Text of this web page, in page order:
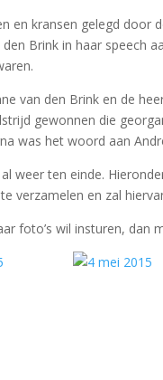
en kransen gelegd door
Brink in haar speech
van den Brink en de
gewonnen die
was het woord aan
weer ten einde.
verzamelen en zal
foto’s wil insturen, dan